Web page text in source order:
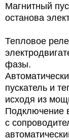
Магнитный
останова
Тепловое
фазы.
пускатель и
исходя из
Подключение
с